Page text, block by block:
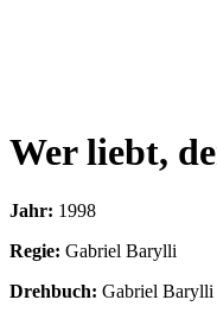
Wer liebt,
Jahr: 1998
Regie: Gabriel Barylli
Drehbuch: Gabriel Barylli